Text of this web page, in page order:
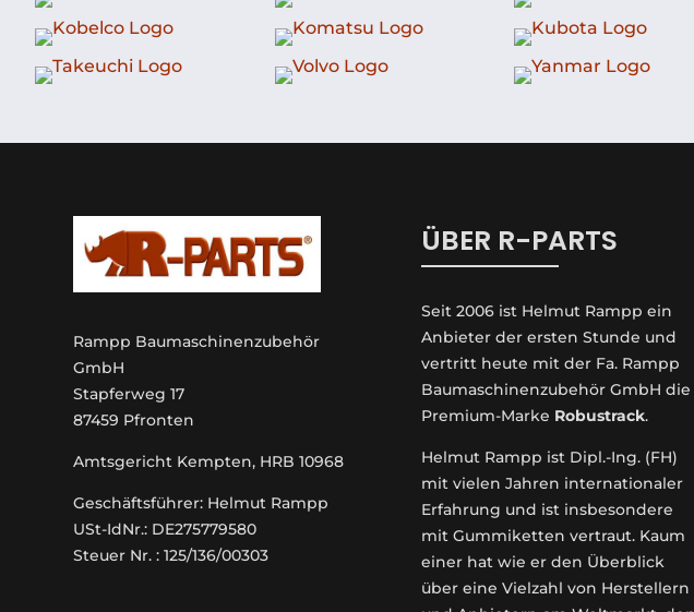
Rampp Baumaschinenzubehör
GmbH
Stapferweg 17
87459 Pfronten
Amtsgericht Kempten, HRB 10968
Geschäftsführer: Helmut Rampp
USt-IdNr.: DE275779580
Steuer Nr. : 125/136/00303
ÜBER R-PARTS
Seit 2006 ist Helmut Rampp ein
An­bieter der ersten Stunde und
vertritt heute mit der Fa. Rampp
Baumaschinenzubehör GmbH die
Premium-Marke Robustrack.
Helmut Rampp ist Dipl.-Ing. (FH)
mit vielen Jahren internationaler
Erfahrung und ist insbesondere
mit Gummiketten vertraut. Kaum
einer hat wie er den Überblick
über eine Vielzahl von Herstellern